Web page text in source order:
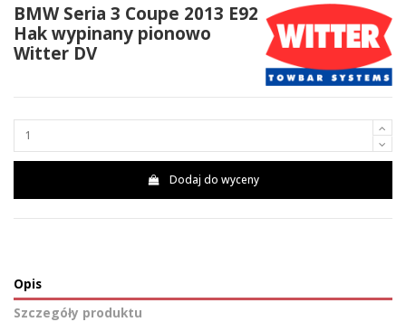
BMW Seria 3 Coupe 2013 E92
Hak wypinany pionowo
Witter DV
Dodaj do wyceny
Opis
Szczegóły produktu